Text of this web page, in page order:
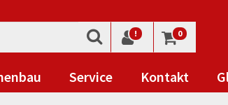
! 0
Service Kontakt